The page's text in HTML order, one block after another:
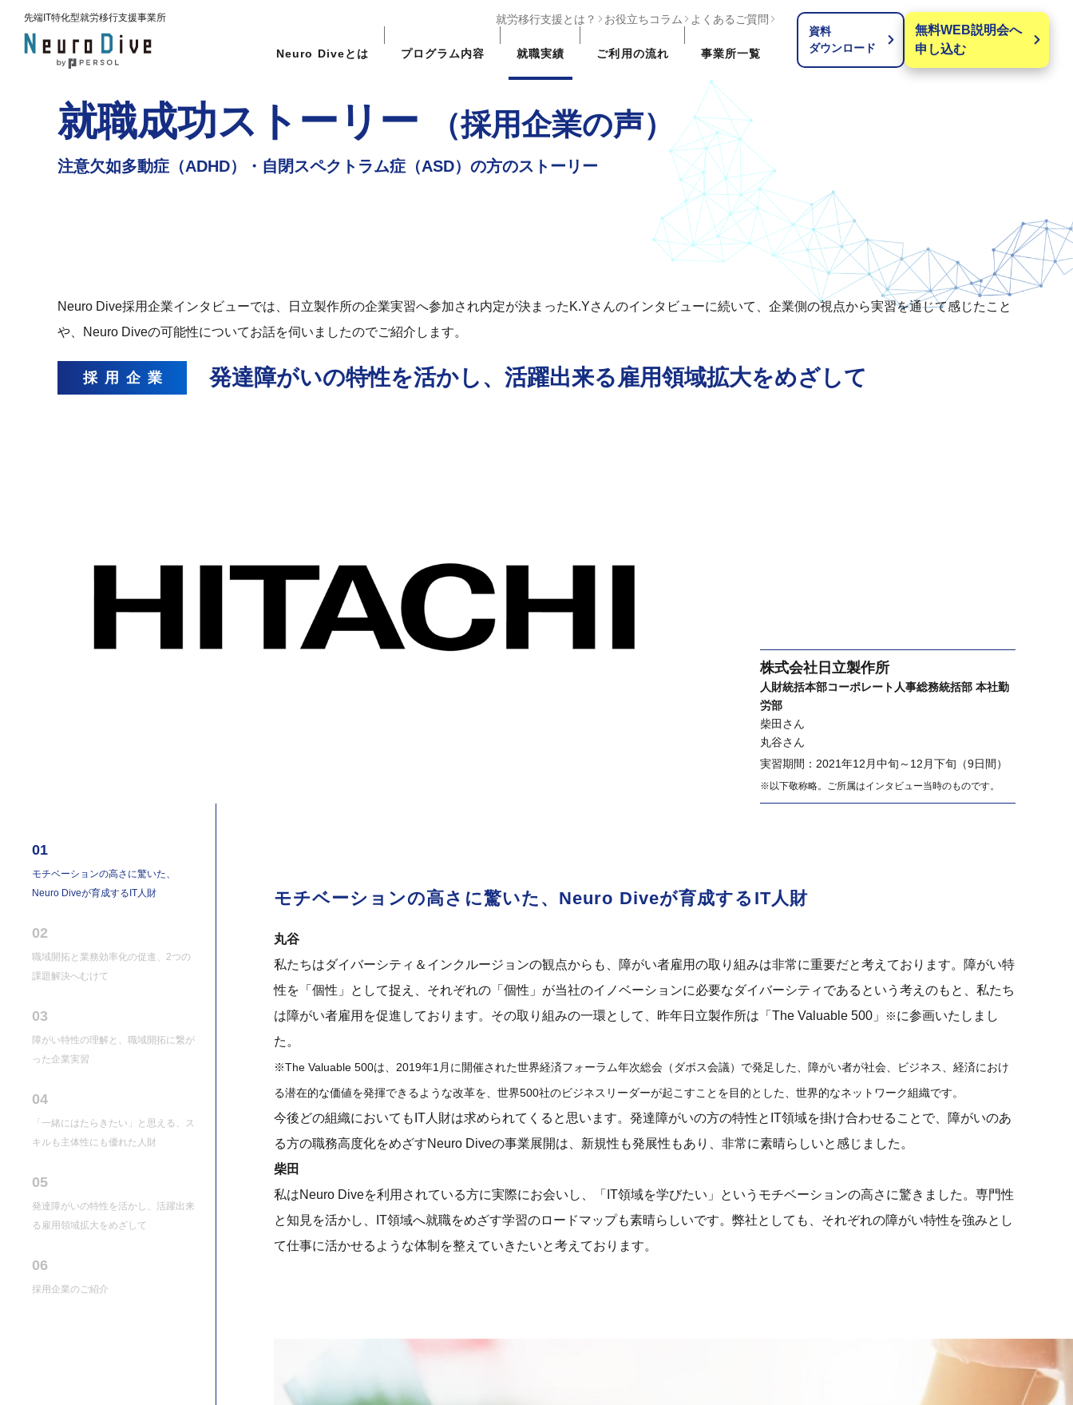
先端IT特化型就労移行支援事業所 就労移行支援とは？ お役立ちコラム よくあるご質問
Neuro Diveとは プログラム内容 就職実績 ご利用の流れ 事業所一覧
資料
ダウンロード
無料WEB説明会へ
申し込む
就職成功ストーリー （採用企業の声）
注意欠如多動症（ADHD）・ 自閉スペクトラム症（ASD）の方のストーリー
Neuro Dive採用企業インタビューでは、日立製作所の企業実習へ参加され内定が決まったK.Yさんのインタビューに続いて、企業側の視点から実習を通じて感じたこと
や、Neuro Diveの可能性についてお話を伺いましたのでご紹介します。
採用企業 発達障がいの特性を活かし、活躍出来る雇用領域拡大をめざして
株式会社日立製作所
人財統括本部コーポレート人事総務統括部 本社勤
労部
柴田さん
丸谷さん
実習期間：2021年12月中旬～12月下旬（9日間）
※以下敬称略。ご所属はインタビュー当時のものです。
モチベーションの高さに驚いた、Neuro Diveが育成するIT人財
丸谷
私たちはダイバーシティ＆インクルージョンの観点からも、障がい者雇用の取り組みは非常に重要だと考えております。障がい特
性を「個性」として捉え、それぞれの「個性」が当社のイノベーションに必要なダイバーシティであるという考えのもと、私たち
は障がい者雇用を促進しております。その取り組みの一環として、昨年日立製作所は「The Valuable 500」
※に参画いたしまし
た。
※The Valuable 500は、2019年1月に開催された世界経済フォーラム年次総会（ダボス会議）で発足した、障がい者が社会、ビジネス、経済におけ
る潜在的な価値を発揮できるような改革を、世界500社のビジネスリーダーが起こすことを目的とした、世界的なネットワーク組織です。
今後どの組織においてもIT人財は求められてくると思います。発達障がいの方の特性とIT領域を掛け合わせることで、障がいのあ
る方の職務高度化をめざすNeuro Diveの事業展開は、新規性も発展性もあり、非常に素晴らしいと感じました。
柴田
私はNeuro Diveを利用されている方に実際にお会いし、「IT領域を学びたい」というモチベーションの高さに驚きました。専門性
と知見を活かし、IT領域へ就職をめざす学習のロードマップも素晴らしいです。弊社としても、それぞれの障がい特性を強みとし
て仕事に活かせるような体制を整えていきたいと考えております。
01
モチベーションの高さに驚いた、
Neuro Diveが育成するIT人財
02
職域開拓と業務効率化の促進、2つの
課題解決へむけて
03
障がい特性の理解と、職域開拓に繋が
った企業実習
04
「一緒にはたらきたい」と思える、ス
キルも主体性にも優れた人財
05
発達障がいの特性を活かし、活躍出来
る雇用領域拡大をめざして
06
採用企業のご紹介